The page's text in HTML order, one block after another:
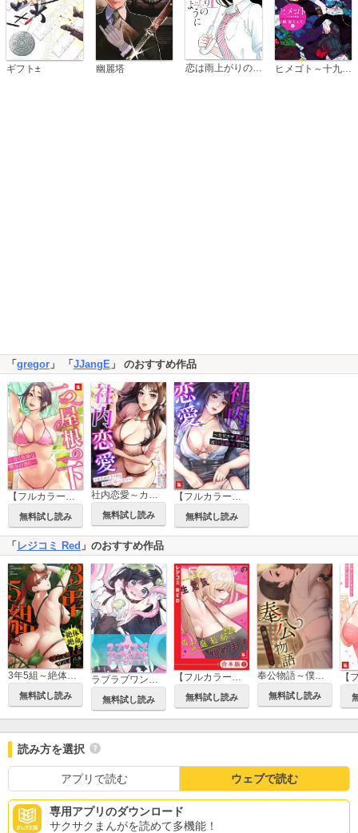
ギフト± 幽麗塔 恋は雨上がりのように
「 gregor 」 「 JJangE 」 のおすすめ作品
無料試し読み 無料試し読み 無料試し読み
「レジコミ Red 」のおすすめ作品
3年5組～絶体絶命！淫らな無人島サバイバル～【タテヨミ】
無料試し読み 無料試し読み 無料試し読み
奉公物語～僕のお嬢様～【タテヨミ】
無料試し読み
読み方を選択
アプリで読む ウェブで読む
専用アプリのダウンロード
サクサクまんがを読めて多機能！